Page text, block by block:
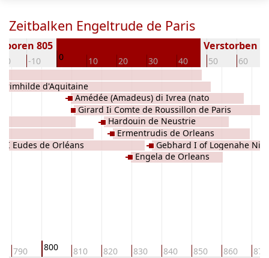
Zeitbalken Engeltrude de Paris
-10 0 10 20 30 40 50 60
805 Verstorben (
790 800 810 820 830 840 850 860 870
I Eudes de Orléans
Grimhilde d'Aquitaine
Amédée (Amadeus) di Ivrea (nato
d'Oscheret)
Girard Ii Comte de Roussillon de Paris
Hardouin de Neustrie
Ermentrudis de Orleans
Engela de Orleans
Gebhard I of Logenahe
und Gleiberg Gräf Von